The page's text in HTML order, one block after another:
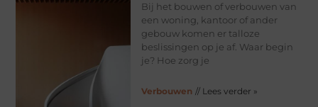
Bij het bouwen of verbouwen van
een woning, kantoor of ander
gebouw komen er talloze
beslissingen op je af. Waar begin
je? Hoe zorg je
Verbouwen // Lees verder »